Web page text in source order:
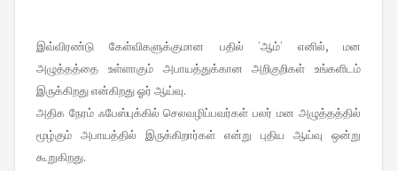
இவ்விரண்டு கேள்விகளுக்குமான பதில் 'ஆம்' எனில், மன
அழுத்தத்தை உள்ளாகும் அபாயத்துக்கான அறிகுறிகள் உங்களிடம்
இருக்கிறது என்கிறது ஓர் ஆய்வு.
அதிக நேரம் ஃபேஸ்புக்கில் செலவழிப்பவர்கள் பலர் மன அழுத்தத்தில்
மூழ்கும் அபாயத்தில் இருக்கிறார்கள் என்று புதிய ஆய்வு ஒன்று
கூறுகிறது.